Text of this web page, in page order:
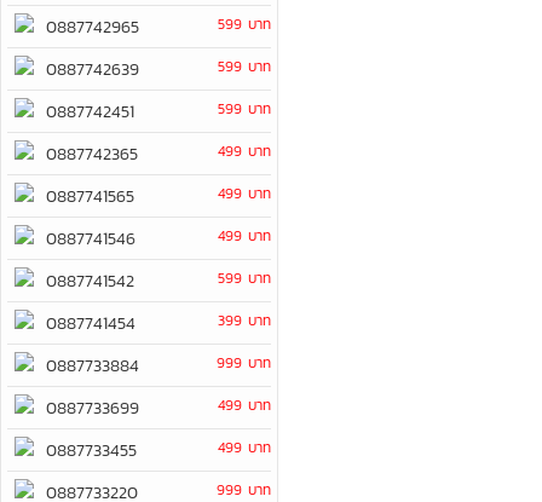
0887742965 599 บาท
0887742639 599 บาท
0887742451 599 บาท
0887742365 499 บาท
0887741565 499 บาท
0887741546 499 บาท
0887741542 599 บาท
0887741454 399 บาท
0887733884 999 บาท
0887733699 499 บาท
0887733455 499 บาท
0887733220 999 บาท